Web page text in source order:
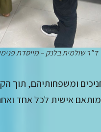
ד"ר שולמית בלנק – מייסדת
ומשפחותיהם, תוך
מותאם אישית לכל אחד